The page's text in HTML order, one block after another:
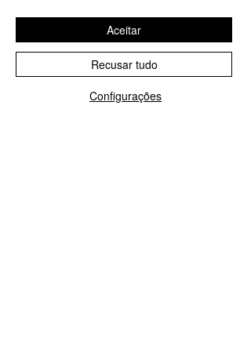
Configurações
Recusar tudo
Aceitar